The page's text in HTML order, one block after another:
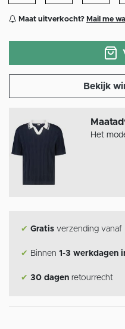
Maat uitverkocht? Mail me
Bekijk
Het
✔ Gratis verzending
✔ Binnen 1-3 werkdagen
✔ 30 dagen retourrecht